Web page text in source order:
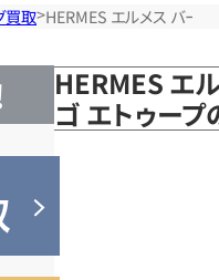
買取 HERMES エルメス バー
HERMES エ
ゴ エトゥー